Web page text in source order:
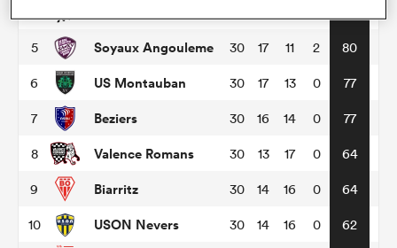
5 Soyaux Angouleme 30 17 11 2 80
6 US Montauban 30 17 13 0 77
7 Beziers 30 16 14 0 77
8 Valence Romans 30 13 17 0 64
9 Biarritz 30 14 16 0 64
10 USON Nevers 30 14 16 0 62